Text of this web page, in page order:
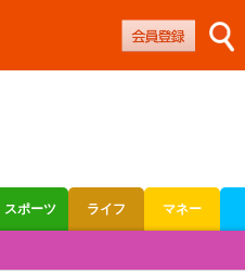
スポーツ ライフ マネー